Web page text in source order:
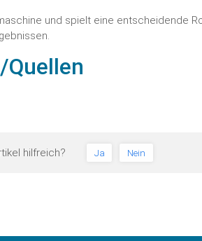
und spielt eine entscheidende
hilfreich? Ja Nein